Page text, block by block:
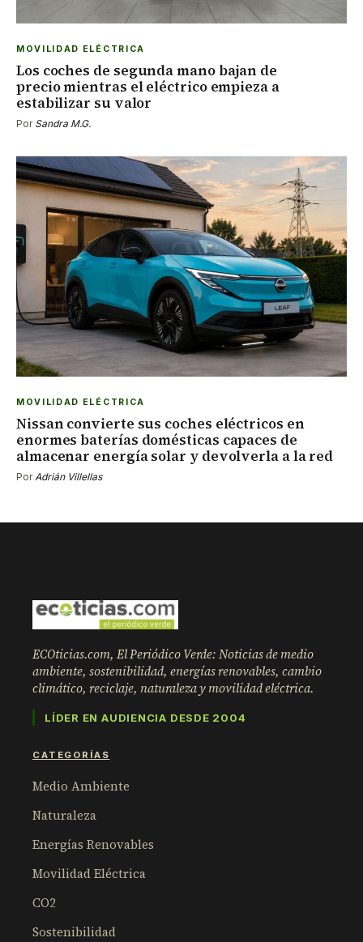
MOVILIDAD ELÉCTRICA
Los coches de segunda mano bajan de
precio mientras el eléctrico empieza a
estabilizar su valor
Por Sandra M.G.
MOVILIDAD ELÉCTRICA
Nissan convierte sus coches eléctricos en
enormes baterías domésticas capaces de
almacenar energía solar y devolverla a la red
PorAdrián Villellas
ECOticias.com, El Periódico Verde: Noticias de medio
ambiente, sostenibilidad, energías renovables, cambio
climático, reciclaje, naturaleza y movilidad eléctrica.
LÍDER EN AUDIENCIA DESDE 2004
CATEGORÍAS
Medio Ambiente
Naturaleza
Energías Renovables
Movilidad Eléctrica
CO2
Sostenibilidad